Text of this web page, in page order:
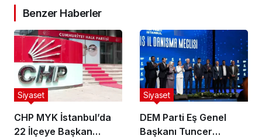
Benzer Haberler
CHP MYK İstanbul’da
22 İlçeye Başkan
Siyaset
DEM Parti Eş Genel
Başkanı Tuncer
Siyaset